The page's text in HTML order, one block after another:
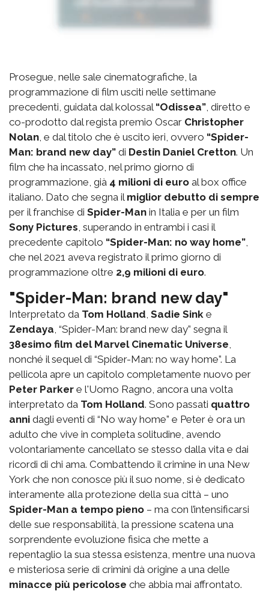
Prosegue, nelle sale cinematografiche, la
programmazione di film usciti nelle settimane
precedenti, guidata dal kolossal “Odissea”, diretto e
co-prodotto dal regista premio Oscar Christopher
Nolan, e dal titolo che è uscito ieri, ovvero “Spider-
Man: brand new day” di Destin Daniel Cretton. Un
film che ha incassato, nel primo giorno di
programmazione, già 4 milioni di euro al box office
italiano. Dato che segna il miglior debutto di sempre
per il franchise di Spider-Man in Italia e per un film
Sony Pictures, superando in entrambi i casi il
precedente capitolo “Spider-Man: no way home”,
che nel 2021 aveva registrato il primo giorno di
programmazione oltre 2,9 milioni di euro.
"Spider-Man: brand new day"
Interpretato da Tom Holland, Sadie Sink e
Zendaya, “Spider-Man: brand new day” segna il
38esimo film del Marvel Cinematic Universe,
nonché il sequel di “Spider-Man: no way home”. La
pellicola apre un capitolo completamente nuovo per
Peter Parker e l'Uomo Ragno, ancora una volta
interpretato da Tom Holland. Sono passati quattro
anni dagli eventi di “No way home” e Peter è ora un
adulto che vive in completa solitudine, avendo
volontariamente cancellato se stesso dalla vita e dai
ricordi di chi ama. Combattendo il crimine in una New
York che non conosce più il suo nome, si è dedicato
interamente alla protezione della sua città – uno
Spider-Man a tempo pieno – ma con l’intensificarsi
delle sue responsabilità, la pressione scatena una
sorprendente evoluzione fisica che mette a
repentaglio la sua stessa esistenza, mentre una nuova
e misteriosa serie di crimini dà origine a una delle
minacce più pericolose che abbia mai affrontato.